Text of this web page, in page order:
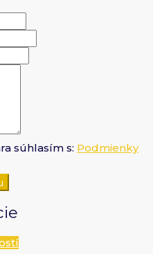
súhlasím s: Podmienky